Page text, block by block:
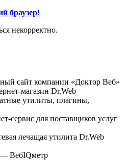
браузер!
некорректно.
сайт компании «Доктор Веб»
магазин Dr.Web
утилиты, плагины,
сервис для поставщиков услуг
лечащая утилита Dr.Web
— ВебIQметр